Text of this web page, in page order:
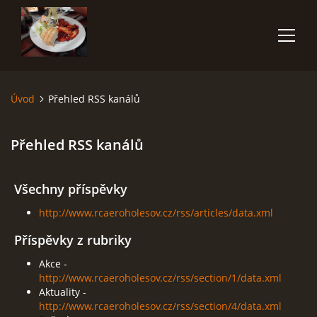
ÚVOD
O NÁS
ČLENOVÉ
POČASÍ
Úvod Přehled RSS kanálů
Přehled RSS kanálů
Všechny příspěvky
http://www.rcaeroholesov.cz/rss/articles/data.xml
Příspěvky z rubriky
Akce -
http://www.rcaeroholesov.cz/rss/section/1/data.xml
Aktuality -
http://www.rcaeroholesov.cz/rss/section/4/data.xml